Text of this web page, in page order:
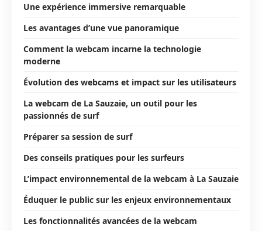
Une expérience immersive remarquable
Les avantages d’une vue panoramique
Comment la webcam incarne la technologie
moderne
Évolution des webcams et impact sur les utilisateurs
La webcam de La Sauzaie, un outil pour les
passionnés de surf
Préparer sa session de surf
Des conseils pratiques pour les surfeurs
L’impact environnemental de la webcam à La Sauzaie
Éduquer le public sur les enjeux environnementaux
Les fonctionnalités avancées de la webcam